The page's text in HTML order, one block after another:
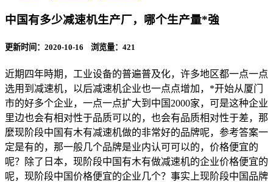
中国有多少减速机生产厂，哪个生产量*強
更新时间：2020-10-16 浏览量： 421
近期四年時期，工业设备的普遍普及化，许多地区都一点一点
选用到减速机，以后减速机企业也一点点增加，*开始从厦门
市的好多个企业，一点一点扩大到中国2000家，可是这种企业
里边也会有相对性于品质可以的，也会有品质相对性于差，那
麼现阶段中国有木有减速机做的非常好的品牌呢，参考答案一
定是有的，那一般几个品牌是业内认可可以的，价格便宜的
呢？除了日本，现阶段中国有木有做减速机的企业价格便宜的
呢，现阶段中国价格便宜的企业几个？事实上现阶段中国品牌